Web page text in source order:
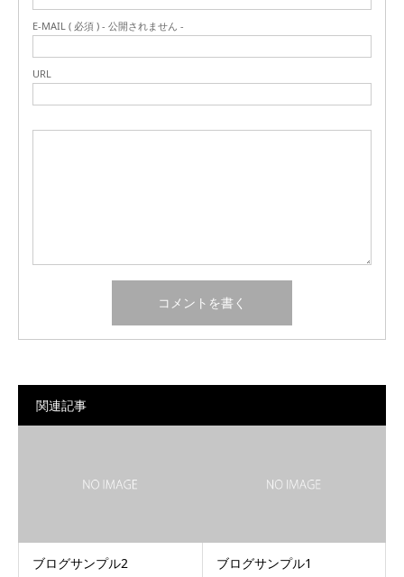
E-MAIL ( 必須 ) - 公開されません -
URL
関連記事
ブログサンプル2 ブログサンプル1